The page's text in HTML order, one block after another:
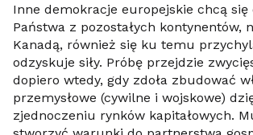
Inne demokracje europejskie chcą się
Państwa z pozostałych kontynentów,
Kanadą, również się ku temu
odzyskuje siły. Próbę przejdzie
dopiero wtedy, gdy zdoła zbudować
przemysłowe (cywilne i wojskowe)
zjednoczeniu rynków kapitałowych.